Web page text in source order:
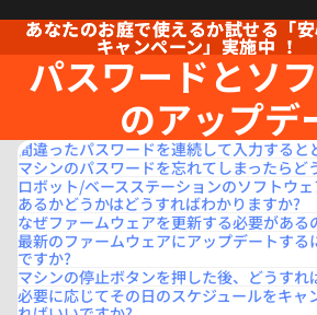
あなたのお庭で使えるか試せる「
キャンペーン」実施中 ！
あなたのお庭で使えるか試せる「
キャンペーン」実施中 ！
パスワードとソ
のアップデ
間違ったパスワードを連続して入力すると
マシンのパスワードを忘れてしまったらど
ロボット/ベースステーションのソフトウ
あるかどうかはどうすればわかりますか?
なぜファームウェアを更新する必要がある
最新のファームウェアにアップデートする
ですか?
マシンの停止ボタンを押した後、どうすれ
必要に応じてその日のスケジュールをキャ